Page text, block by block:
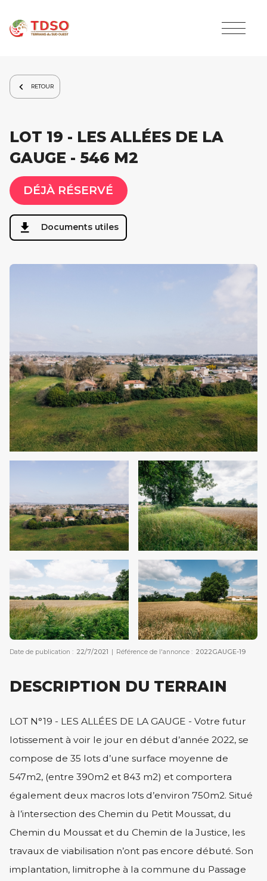
RETOUR
LOT 19 - LES ALLÉES DE LA
GAUGE - 546 M2
DÉJÀ RÉSERVÉ
Documents utiles
Date de publication : 22/7/2021 | Référence de l'annonce : 2022GAUGE-19
DESCRIPTION DU TERRAIN
LOT N°19 - LES ALLÉES DE LA GAUGE - Votre futur
lotissement à voir le jour en début d’année 2022, se
compose de 35 lots d’une surface moyenne de
547m2, (entre 390m2 et 843 m2) et comportera
également deux macros lots d’environ 750m2. Situé
à l’intersection des Chemin du Petit Moussat, du
Chemin du Moussat et du Chemin de la Justice, les
travaux de viabilisation n’ont pas encore débuté. Son
implantation, limitrophe à la commune du Passage